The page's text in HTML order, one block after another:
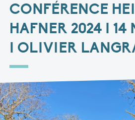
CONFÉRENCE
HAFNER 2024 I 14
I OLIVIER